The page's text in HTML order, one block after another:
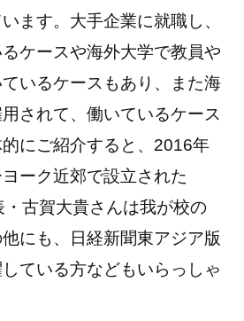
ます。大手企業に就職し、
ケースや海外大学で教員や
いるケースもあり、また海
されて、働いているケース
にご紹介すると、2016年
ーク近郊で設立された
古賀大貴さんは我が校の
にも、日経新聞東アジア版
ている方などもいらっしゃ